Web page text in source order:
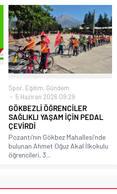
Spor, Eğitim, Gündem
5 Haziran 2026 09:29
GÖKBEZLİ ÖĞRENCİLER
SAĞLIKLI YAŞAM İÇİN PEDAL
ÇEVİRDİ
Pozantı’nın Gökbez Mahallesi’nde
bulunan Ahmet Oğuz Akal İlkokulu
öğrencileri, 3...